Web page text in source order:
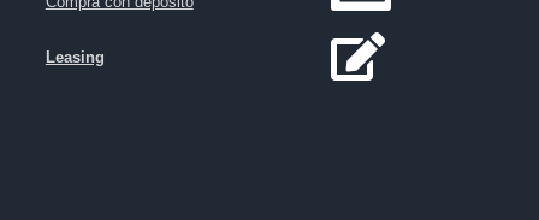
Leasing